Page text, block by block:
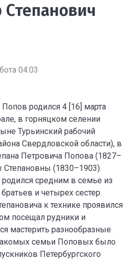
04:03
родился 4 [16] марта
в горняцком селении
Турьинский рабочий
Свердловской области), в
Петровича Попова (1827–
(1830–1903).
средним в семье из
и четырех сестер.
к технике проявился
посещал рудники и
мастерить разнообразные
семьи Поповых было
Петербургского